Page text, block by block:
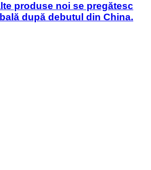
produse noi se pregătesc
după debutul din China.